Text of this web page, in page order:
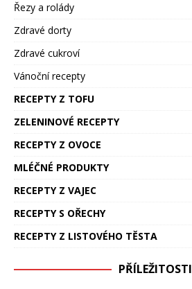
Řezy a rolády
Zdravé dorty
Zdravé cukroví
Vánoční recepty
RECEPTY Z TOFU
ZELENINOVÉ RECEPTY
RECEPTY Z OVOCE
MLÉČNÉ PRODUKTY
RECEPTY Z VAJEC
RECEPTY S OŘECHY
RECEPTY Z LISTOVÉHO TĚSTA
PŘÍLEŽITOSTI